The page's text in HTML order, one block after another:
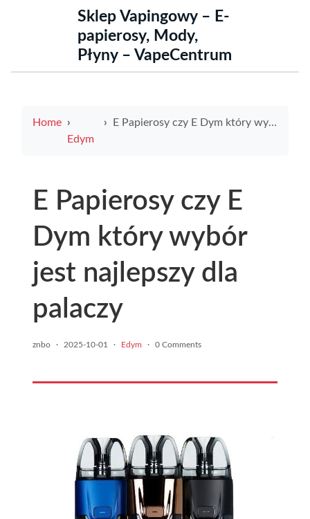
Sklep Vapingowy – E-
papierosy, Mody,
Płyny – VapeCentrum
Home
Edym
E Papierosy czy E Dym który wybór jest najlepszy dla palaczy
E Papierosy czy E
Dym który wybór
jest najlepszy dla
palaczy
znbo · 2025-10-01 · Edym · 0 Comments